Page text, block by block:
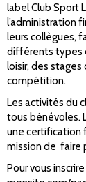
label Club Sport
l’administration
leurs collègues,
différents types
loisir, des
compétition.
Les activités du
tous bénévoles.
une certification
mission de faire
Pour vous inscrire